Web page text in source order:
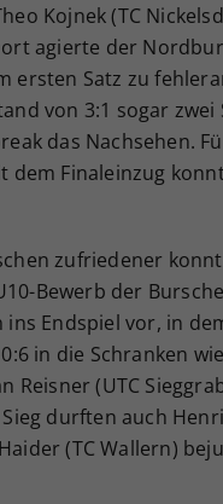
Kojnek (TC
agierte der
ersten Satz zu
von 3:1 sogar
das Nachsehen.
dem Finaleinzug
zufriedener
Bewerb der
ins Endspiel vor, in
in die Schranken
Reisner (UTC
durften auch
(TC Wallern)